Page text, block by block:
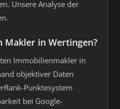
Unsere Analyse der
Makler in Wertingen?
Immobilienmakler in
objektiver Daten
Punktesystem
bei Google-